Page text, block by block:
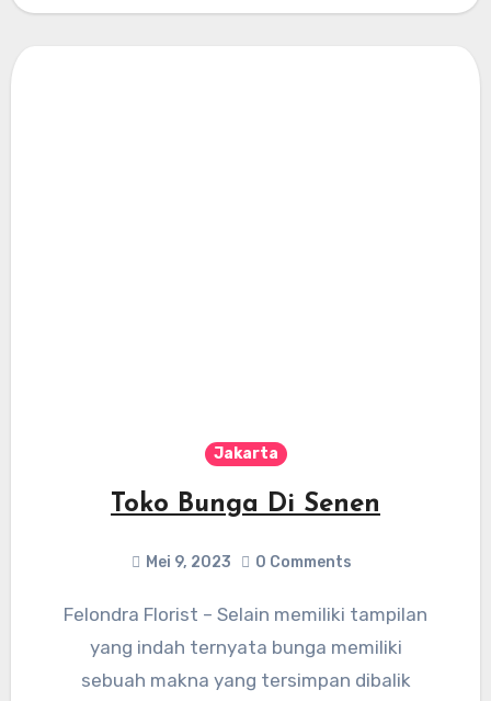
Jakarta
Toko Bunga Di Senen
Mei 9, 2023 0 Comments
Felondra Florist – Selain memiliki tampilan
yang indah ternyata bunga memiliki
sebuah makna yang tersimpan dibalik